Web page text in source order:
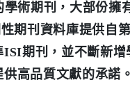
術期刊，大部份擁
期刊資料庫提供自
ISI期刊，並不斷新增
供高品質文獻的承諾